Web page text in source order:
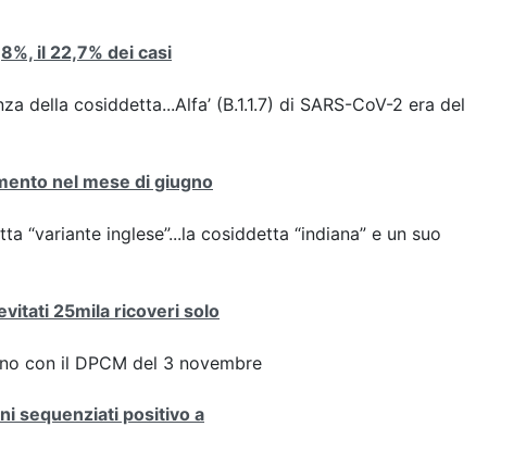
il 22,7% dei casi
della cosiddetta...Alfa’ (B.1.1.7) di SARS-CoV-2 era del
nel mese di giugno
“variante inglese”...la cosiddetta “indiana” e un suo
25mila ricoveri solo
con il DPCM del 3 novembre
sequenziati positivo a